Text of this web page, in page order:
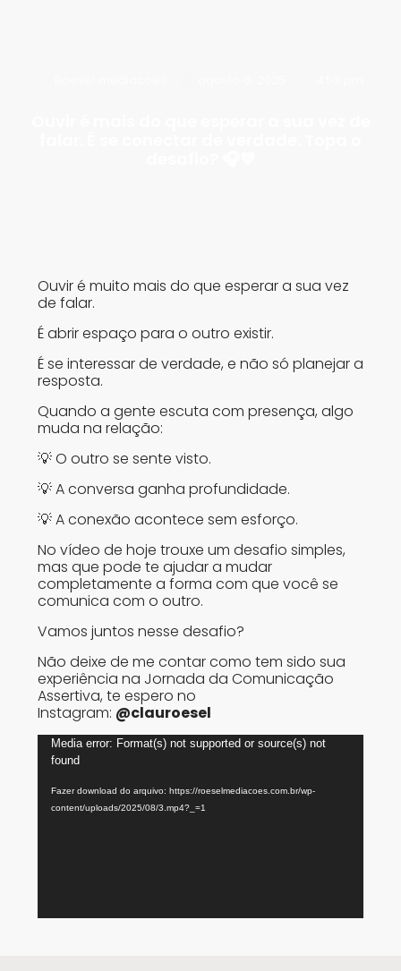
Ouvir é muito mais do que esperar a sua vez
de falar.
É abrir espaço para o outro existir.
É se interessar de verdade, e não só planejar a
resposta.
Quando a gente escuta com presença, algo
muda na relação:
💡 O outro se sente visto.
💡 A conversa ganha profundidade.
💡 A conexão acontece sem esforço.
No vídeo de hoje trouxe um desafio simples,
mas que pode te ajudar a mudar
completamente a forma com que você se
comunica com o outro.
Vamos juntos nesse desafio?
Não deixe de me contar como tem sido sua
experiência na Jornada da Comunicação
Assertiva, te espero no
Instagram: @clauroesel
Tocador
de
Media error: Format(s) not supported or source(s) not
found
Fazer download do arquivo: https://roeselmediacoes.com.br/wp-
content/uploads/2025/08/3.mp4?_=1